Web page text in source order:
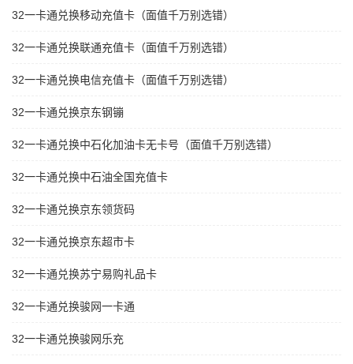
32一卡通兑换移动充值卡（面值千万别选错）
32一卡通兑换联通充值卡（面值千万别选错）
32一卡通兑换电信充值卡（面值千万别选错）
32一卡通兑换京东钢镚
32一卡通兑换中石化加油卡无卡号（面值千万别选错）
32一卡通兑换中石油全国充值卡
32一卡通兑换京东领货码
32一卡通兑换京东超市卡
32一卡通兑换苏宁易购礼品卡
32一卡通兑换骏网一卡通
32一卡通兑换骏网乐充